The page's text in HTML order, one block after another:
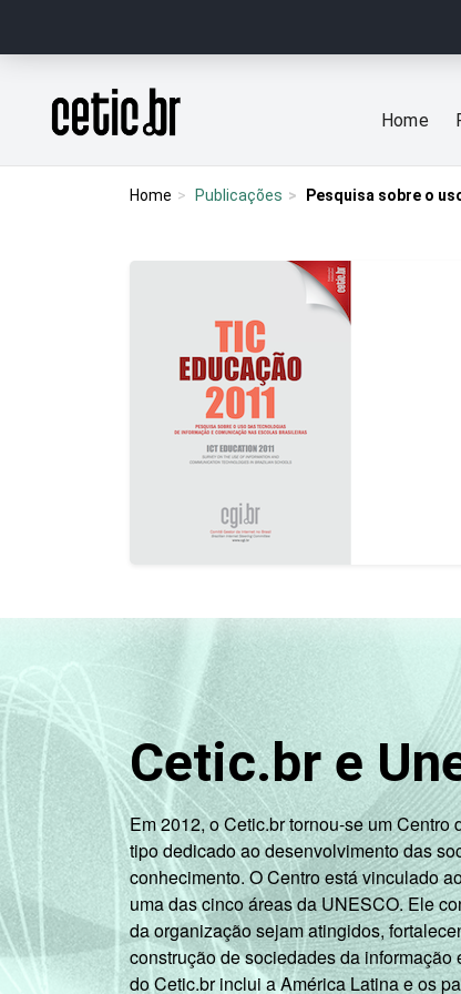
Página inicial
Home
Home Publicações Pesquisa sobre o
Cetic.br e
Em 2012, o Cetic.br tornou-se um
tipo dedicado ao desenvolvimento das
conhecimento. O Centro está vinculado
uma das cinco áreas da UNESCO. Ele
da organização sejam atingidos,
construção de sociedades da
do Cetic.br inclui a América Latina e os